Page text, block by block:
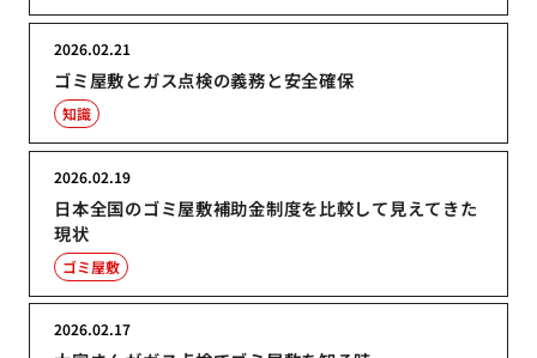
ゴミ屋敷とガス点検の義務と安全確保
2026.02.21
知識
日本全国のゴミ屋敷補助金制度を比較して見えてきた
現状
2026.02.19
ゴミ屋敷
2026.02.17